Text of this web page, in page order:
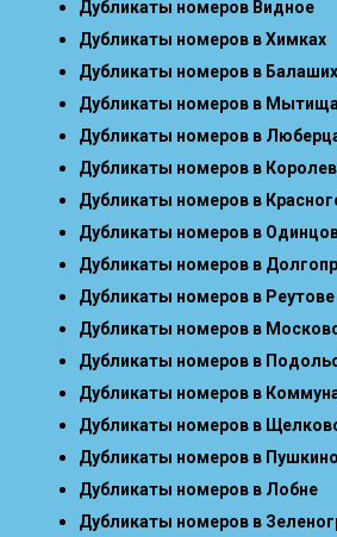
Дубликаты номеров Видное
Дубликаты номеров в Химках
Дубликаты номеров в
Дубликаты номеров в
Дубликаты номеров в
Дубликаты номеров в
Дубликаты номеров в
Дубликаты номеров в
Дубликаты номеров в
Дубликаты номеров в Реутове
Дубликаты номеров в
Дубликаты номеров в
Дубликаты номеров в
Дубликаты номеров в
Дубликаты номеров в Пушкино
Дубликаты номеров в Лобне
Дубликаты номеров в